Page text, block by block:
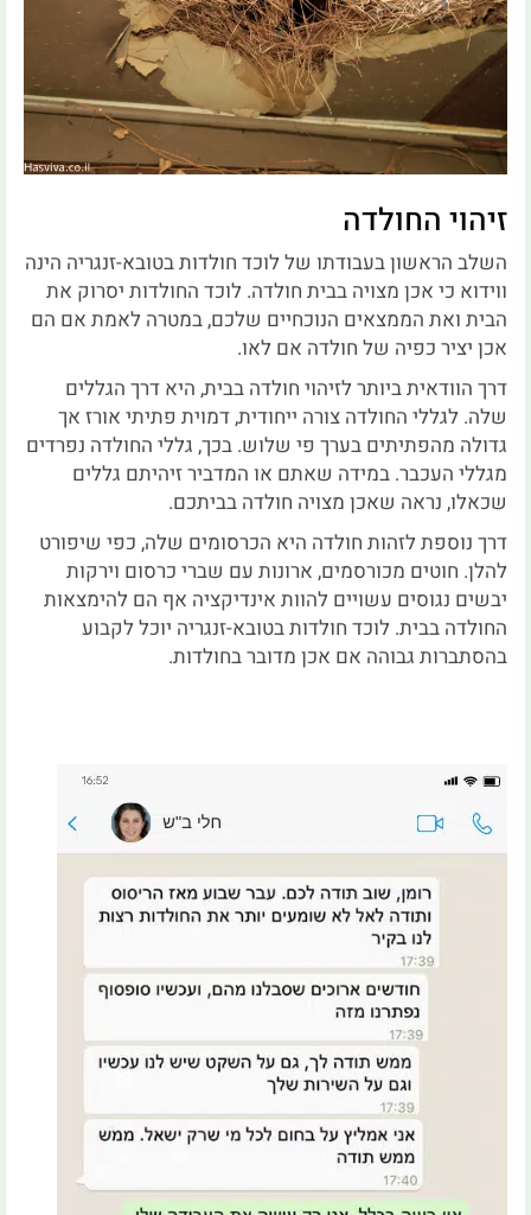
זיהוי החולדה
השלב הראשון בעבודתו של לוכד חולדות בטובא-זנגריה הינה
ווידוא כי אכן מצויה בבית חולדה. לוכד החולדות יסרוק את
הבית ואת הממצאים הנוכחיים שלכם, במטרה לאמת אם הם
אכן יציר כפיה של חולדה אם לאו.
דרך הוודאית ביותר לזיהוי חולדה בבית, היא דרך הגללים
שלה. לגללי החולדה צורה ייחודית, דמוית פתיתי אורז אך
גדולה מהפתיתים בערך פי שלוש. בכך, גללי החולדה נפרדים
מגללי העכבר. במידה שאתם או המדביר זיהיתם גללים
שכאלו, נראה שאכן מצויה חולדה בביתכם.
דרך נוספת לזהות חולדה היא הכרסומים שלה, כפי שיפורט
להלן. חוטים מכורסמים, ארונות עם שברי כרסום וירקות
יבשים נגוסים עשויים להוות אינדיקציה אף הם להימצאות
החולדה בבית. לוכד חולדות בטובא-זנגריה יוכל לקבוע
בהסתברות גבוהה אם אכן מדובר בחולדות.